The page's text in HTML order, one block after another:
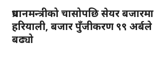
प्रधानमन्त्रीको चासोपछि सेयर बजारमा
हरियाली, बजार पुँजीकरण ९९ अर्बले
बढ्यो